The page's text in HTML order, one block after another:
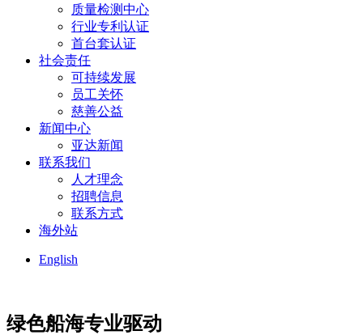
质量检测中心
行业专利认证
首台套认证
社会责任
可持续发展
员工关怀
慈善公益
新闻中心
亚达新闻
联系我们
人才理念
招聘信息
联系方式
海外站
English
绿色船海专业驱动